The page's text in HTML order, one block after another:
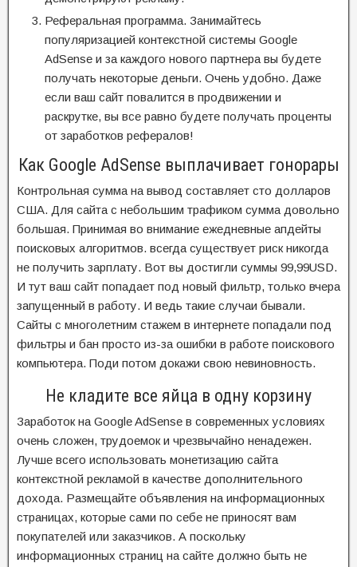
Реферальная программа. Занимайтесь
популяризацией контекстной системы Google
AdSense и за каждого нового партнера вы будете
получать некоторые деньги. Очень удобно. Даже
если ваш сайт повалится в продвижении и
раскрутке, вы все равно будете получать проценты
от заработков рефералов!
Как Google AdSense выплачивает гонорары
Контрольная сумма на вывод составляет сто долларов
США. Для сайта с небольшим трафиком сумма довольно
большая. Принимая во внимание ежедневные апдейты
поисковых алгоритмов. всегда существует риск никогда
не получить зарплату. Вот вы достигли суммы 99,99USD.
И тут ваш сайт попадает под новый фильтр, только вчера
запущенный в работу. И ведь такие случаи бывали.
Сайты с многолетним стажем в интернете попадали под
фильтры и бан просто из-за ошибки в работе поискового
компьютера. Поди потом докажи свою невиновность.
Не кладите все яйца в одну корзину
Заработок на Google AdSense в современных условиях
очень сложен, трудоемок и чрезвычайно ненадежен.
Лучше всего использовать монетизацию сайта
контекстной рекламой в качестве дополнительного
дохода. Размещайте объявления на информационных
страницах, которые сами по себе не приносят вам
покупателей или заказчиков. А поскольку
информационных страниц на сайте должно быть не